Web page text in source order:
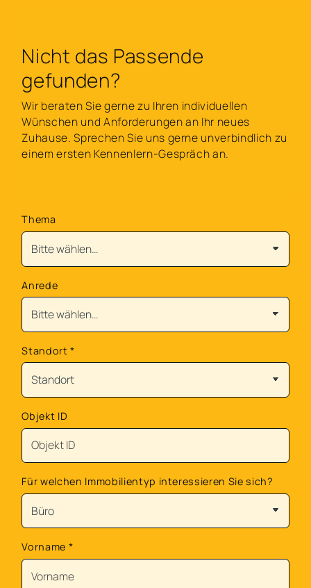
Nicht das Passende
gefunden?
Wir beraten Sie gerne zu Ihren individuellen
Wünschen und Anforderungen an Ihr neues
Zuhause. Sprechen Sie uns gerne unverbindlich zu
einem ersten Kennenlern-Gespräch an.
Thema
Anrede
Standort*
Objekt ID
Für welchen Immobilientyp interessieren Sie sich?
Vorname *